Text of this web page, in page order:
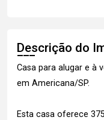
Descrição do
Casa para alugar e à
em Americana/SP.
Esta casa oferece